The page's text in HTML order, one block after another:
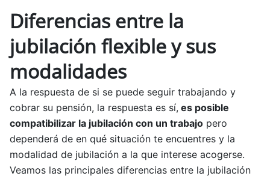
Diferencias entre la
jubilación flexible y sus
modalidades
A la respuesta de si se puede seguir trabajando y
cobrar su pensión, la respuesta es sí, es posible
compatibilizar la jubilación con un trabajo pero
dependerá de en qué situación te encuentres y la
modalidad de jubilación a la que interese acogerse.
Veamos las principales diferencias entre la jubilación